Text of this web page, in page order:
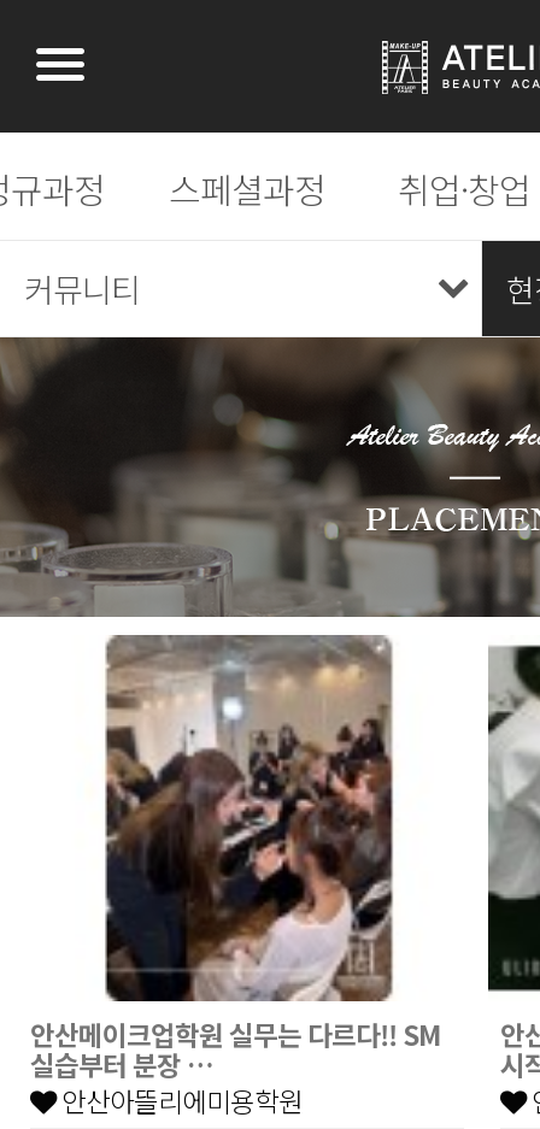
규과정 스페셜과정 취업·창업
커뮤니티
안산메이크업학원 실무는 다르다!! SM
실습부터 분장 …
안산아뜰리에미용학원
안
시